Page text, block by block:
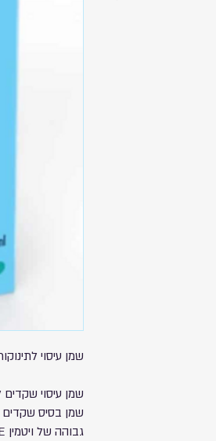
שמן עיסוי לתינוקות 125
שמן עיסוי שקדים
שמן בסיס שקדים
באזור קטן לפני שימוש